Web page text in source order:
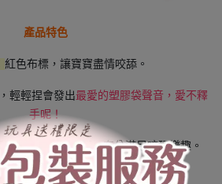
產品特色
紅色布標，讓寶寶盡情咬舔。
輕輕捏會發出最愛的塑膠袋聲音，愛不釋
手呢！
尖，抬起小腳腳，充分滿足咬舔樂趣。
鬆緊帶，玩耍時玩具不易掉落。